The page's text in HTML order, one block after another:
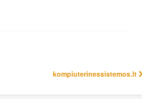
kompiuterinessistemos.lt